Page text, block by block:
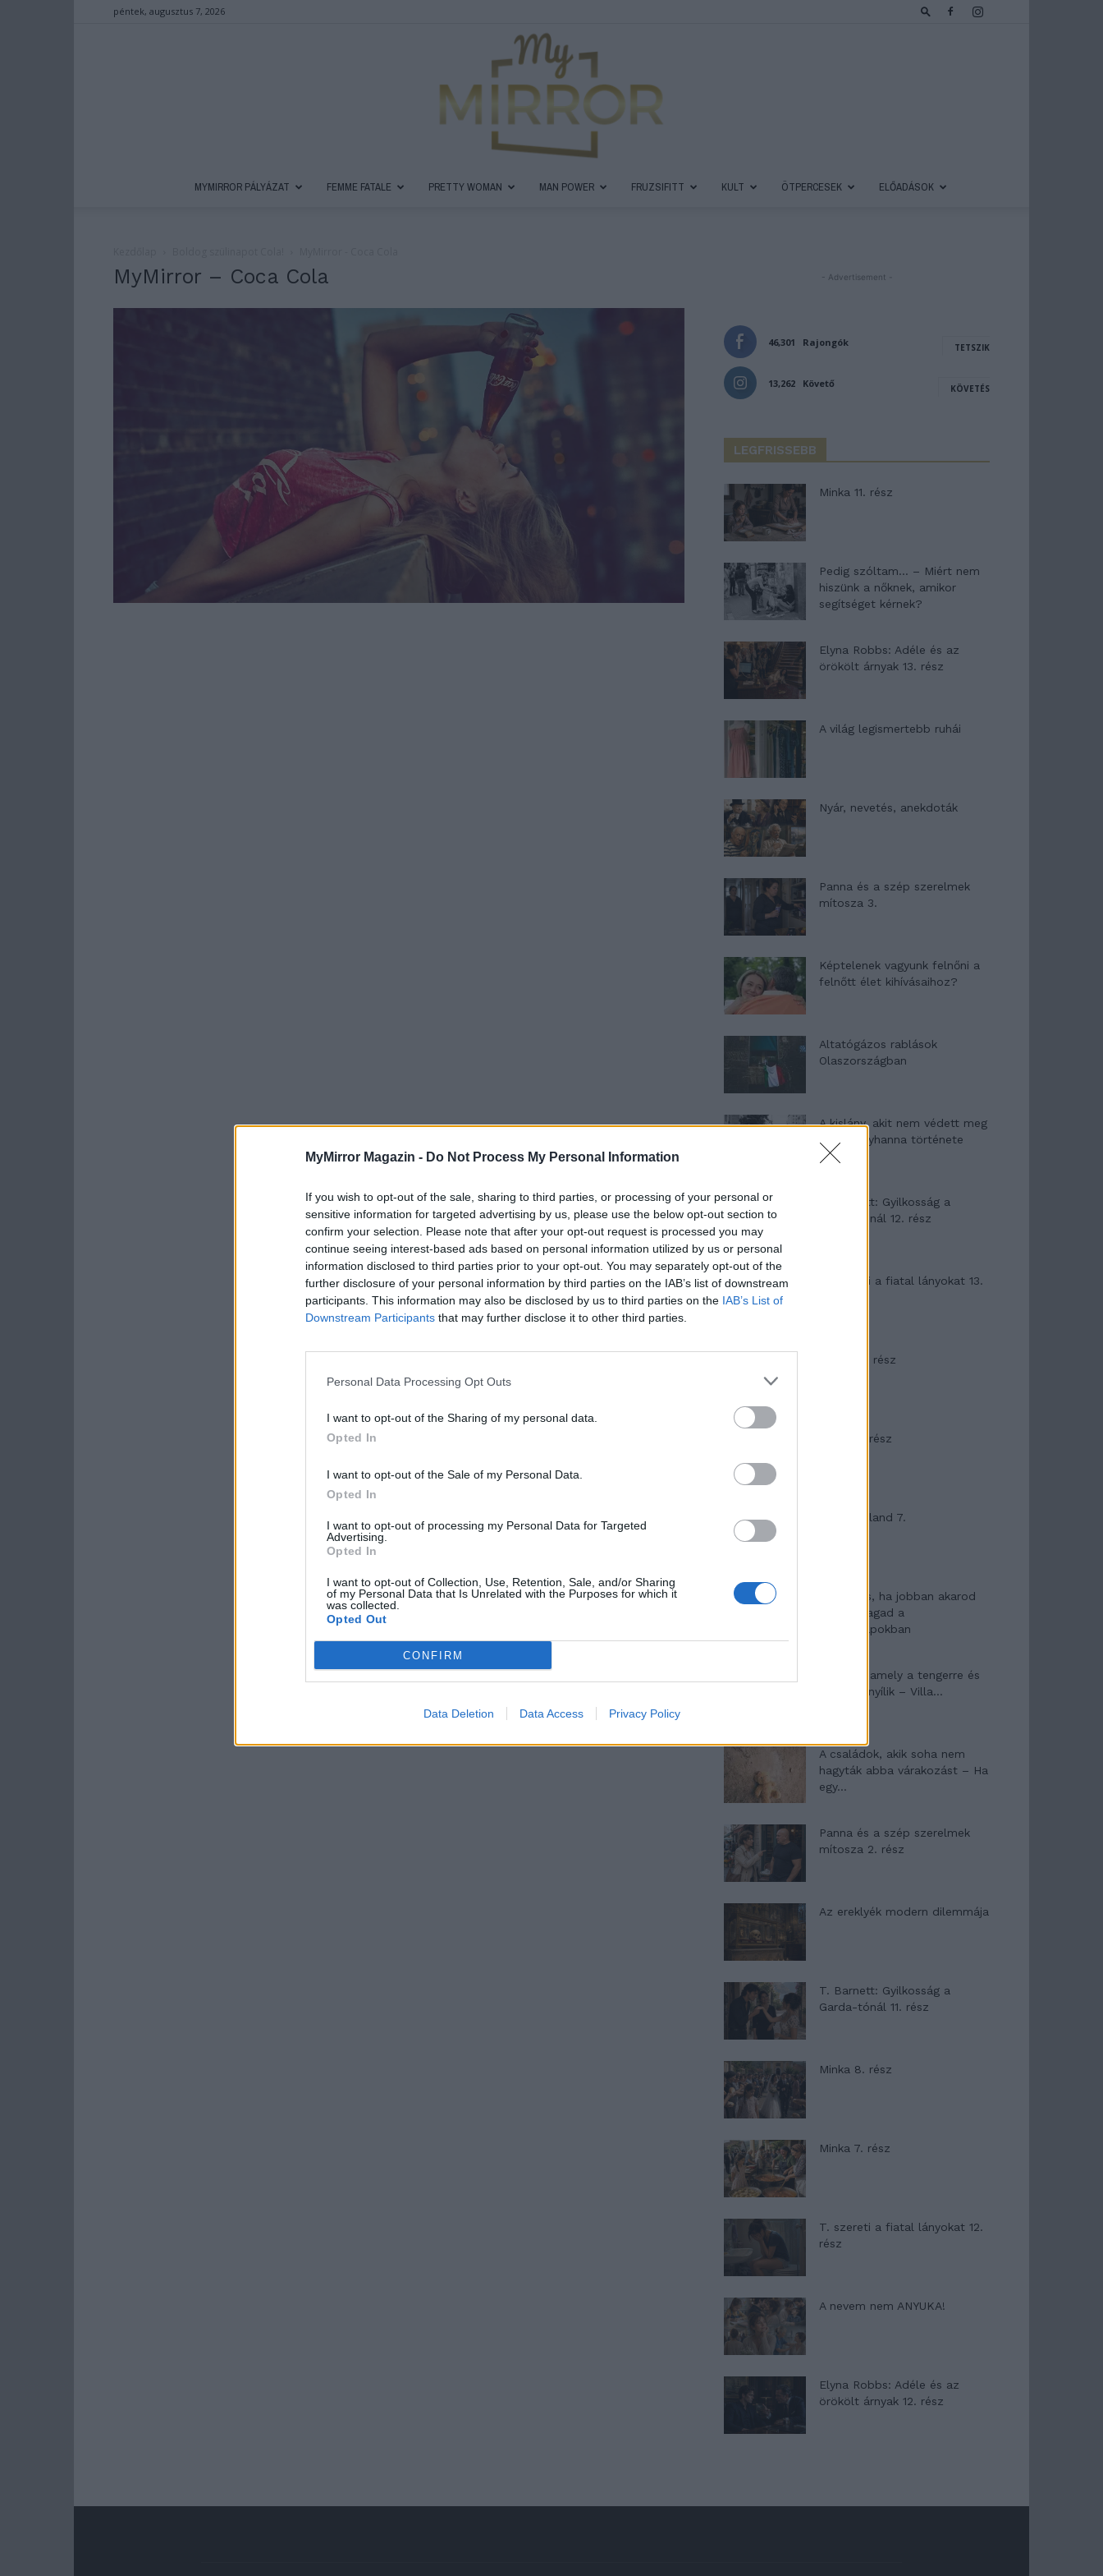
MyMirror Magazin - Do Not Process My Personal Information
If you wish to opt-out of the sale, sharing to third parties, or processing of your personal or
sensitive information for targeted advertising by us, please use the below opt-out section to
confirm your selection. Please note that after your opt-out request is processed you may
continue seeing interest-based ads based on personal information utilized by us or personal
information disclosed to third parties prior to your opt-out. You may separately opt-out of the
further disclosure of your personal information by third parties on the IAB’s list of downstream
participants. This information may also be disclosed by us to third parties on the IAB’s List of
Downstream Participants that may further disclose it to other third parties.
Personal Data Processing Opt Outs
I want to opt-out of the Sharing of my personal data.
Opted In
I want to opt-out of the Sale of my Personal Data.
Opted In
I want to opt-out of processing my Personal Data for Targeted
Advertising.
Opted In
I want to opt-out of Collection, Use, Retention, Sale, and/or Sharing
of my Personal Data that Is Unrelated with the Purposes for which it
was collected.
Opted Out
CONFIRM
Data Deletion Data Access Privacy Policy
péntek, augusztus 7, 2026
MYMIRROR PÁLYÁZAT FEMME FATALE PRETTY WOMAN MAN POWER FRUZSIFITT KULT ÖTPERCESEK ELŐADÁSOK
MyMirror – Coca Cola - Advertisement -
46,301 Rajongók TETSZIK
13,262 Követő KÖVETÉS
LEGFRISSEBB
Minka 11. rész
Pedig szóltam… – Miért nem
hiszünk a nőknek, amikor
segítséget kérnek?
Elyna Robbs: Adéle és az
örökölt árnyak 13. rész
A világ legismertebb ruhái
Nyár, nevetés, anekdoták
Panna és a szép szerelmek
mítosza 3.
Képtelenek vagyunk felnőni a
felnőtt élet kihívásaihoz?
Altatógázos rablások
Olaszországban
A kislány, akit nem védett meg
senki – Lyhanna története
T. Barnett: Gyilkosság a
Garda-tónál 12. rész
T. szereti a fiatal lányokat 13.
Minka 10. rész
Minka 9. rész
Máltai kaland 7.
10 tanács, ha jobban akarod
érezni magad a
hétköznapokban
Egy ház, amely a tengerre és
a fényre nyílik – Villa...
A családok, akik soha nem
hagyták abba várakozást – Ha
egy...
Panna és a szép szerelmek
mítosza 2. rész
Az ereklyék modern dilemmája
T. Barnett: Gyilkosság a
Garda-tónál 11. rész
Minka 8. rész
Minka 7. rész
T. szereti a fiatal lányokat 12.
rész
A nevem nem ANYUKA!
Elyna Robbs: Adéle és az
örökölt árnyak 12. rész